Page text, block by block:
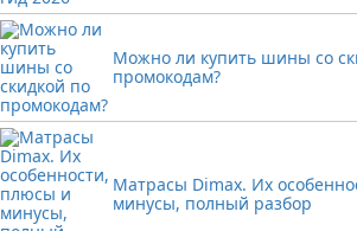
Можно ли купить шины со
промокодам?
Матрасы Dimax. Их
минусы, полный разбор